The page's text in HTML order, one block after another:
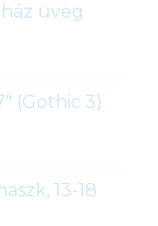
üveg
(Gothic 3)
13-18